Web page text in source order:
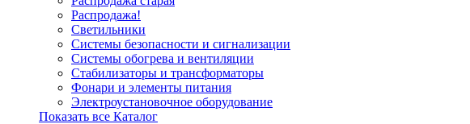
Распродажа!
Светильники
Системы безопасности и сигнализации
Системы обогрева и вентиляции
Стабилизаторы и трансформаторы
Фонари и элементы питания
Электроустановочное оборудование
Показать все Каталог